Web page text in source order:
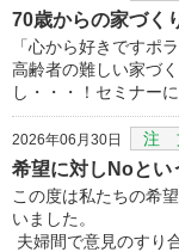
70歳からの家づく
「心から好きですポ
高齢者の難しい家づ
し・・・！セミナー
2026年06月30日 注
希望に対しNoとい
この度は私たちの希
いました。
夫婦間で意見のすり